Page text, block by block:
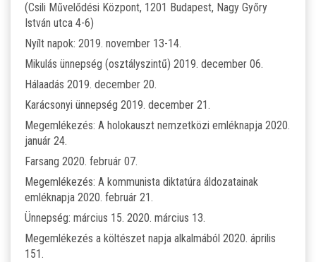
(Csili Művelődési Központ, 1201 Budapest, Nagy Győry
István utca 4-6)
Nyílt napok: 2019. november 13-14.
Mikulás ünnepség (osztályszintű) 2019. december 06.
Hálaadás 2019. december 20.
Karácsonyi ünnepség 2019. december 21.
Megemlékezés: A holokauszt nemzetközi emléknapja 2020.
január 24.
Farsang 2020. február 07.
Megemlékezés: A kommunista diktatúra áldozatainak
emléknapja 2020. február 21.
Ünnepség: március 15. 2020. március 13.
Megemlékezés a költészet napja alkalmából 2020. április
151.